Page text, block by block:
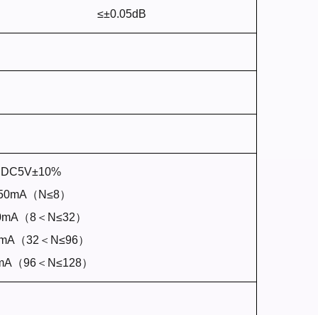
≤±0.05dB
DC5V±10%
（N≤8）
（8＜N≤32）
（32＜N≤96）
（96＜N≤128）